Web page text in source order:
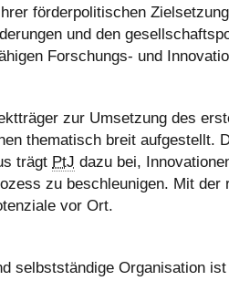
förderpolitischen
und den
Forschungs- und
zur Umsetzung des
thematisch breit aufgestellt.
trägt PtJ dazu bei,
zu beschleunigen. Mit
vor Ort.
selbstständige Organisation